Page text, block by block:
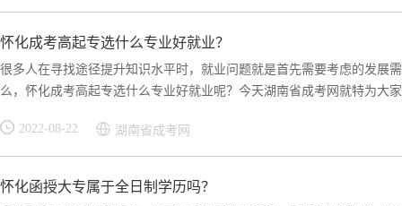
怀化成考高起专选什么专业好就业？
很多人在寻找途径提升知识水平时，就业问题就是首先需要考虑的发展
么，怀化成考高起专选什么专业好就业呢？今天湖南省成考网就特为大
2022-08-22 湖南省成考网
怀化函授大专属于全日制学历吗？